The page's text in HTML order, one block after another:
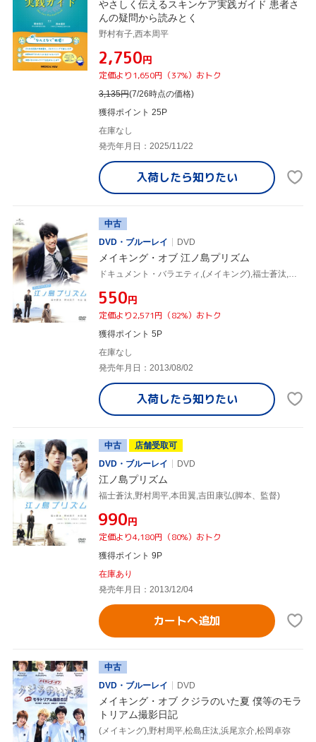
やさしく伝えるスキンケア実践ガイド 患者さ
んの疑問から読みとく
野村有子,西本周平
¥2,750円
定価より1,650円（37%）おトク
3,135円(7/26時点の価格)
獲得ポイント 25P
在庫なし
発売年月日：2025/11/22
入荷したら知りたい
中古
DVD・ブルーレイ
DVD
メイキング・オブ 江ノ島プリズム
¥550円
定価より2,571円（82%）おトク
獲得ポイント 5P
在庫なし
発売年月日：2013/08/02
入荷したら知りたい
中古
店舗受取可
DVD・ブルーレイ
DVD
江ノ島プリズム
福士蒼汰,野村周平,本田翼,吉田康弘(脚本、監督)
¥990円
定価より4,180円（80%）おトク
獲得ポイント 9P
在庫あり
発売年月日：2013/12/04
カートへ追加
中古
DVD・ブルーレイ
DVD
メイキング・オブ クジラのいた夏 僕等のモラ
トリアム撮影日記
(メイキング),野村周平,松島庄汰,浜尾京介,松岡卓弥